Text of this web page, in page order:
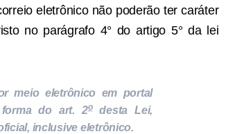
eletrônico não poderão ter caráter
no parágrafo 4° do artigo 5° da lei
meio eletrônico em portal
do art. 2odesta Lei,
inclusive eletrônico.